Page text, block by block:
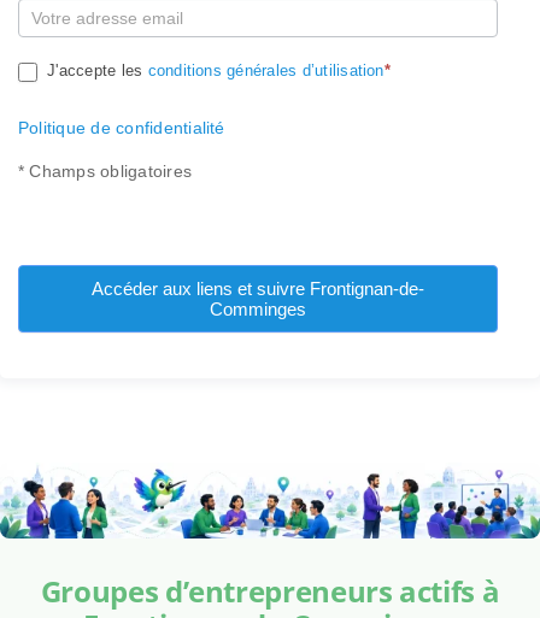
J'accepte les conditions générales d’utilisation*
Politique de confidentialité
* Champs obligatoires
Accéder aux liens et suivre Frontignan-de-
Comminges
Groupes d’entrepreneurs actifs à